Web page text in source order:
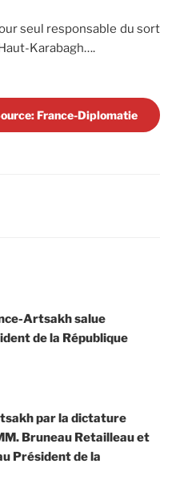
seul responsable du sort
Karabagh….
France-Diplomatie
Artsakh salue
de la République
par la dictature
Bruneau Retailleau et
Président de la